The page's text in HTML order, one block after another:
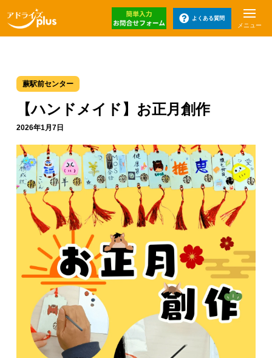
よくある質問
メニュー
蕨駅前センター
【ハンドメイド】お正月創作
2026年1月7日